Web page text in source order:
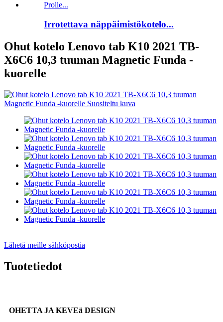
Irrotettava näppäimistökotelo...
Ohut kotelo Lenovo tab K10 2021 TB-
X6C6 10,3 tuuman Magnetic Funda -
kuorelle
Lähetä meille sähköpostia
Tuotetiedot
OHETTA JA KEVEä DESIGN